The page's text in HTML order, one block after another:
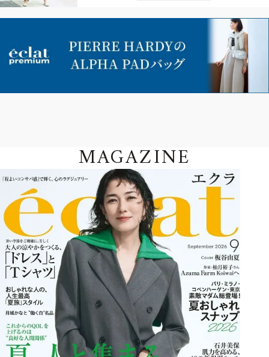
MAGAZINE